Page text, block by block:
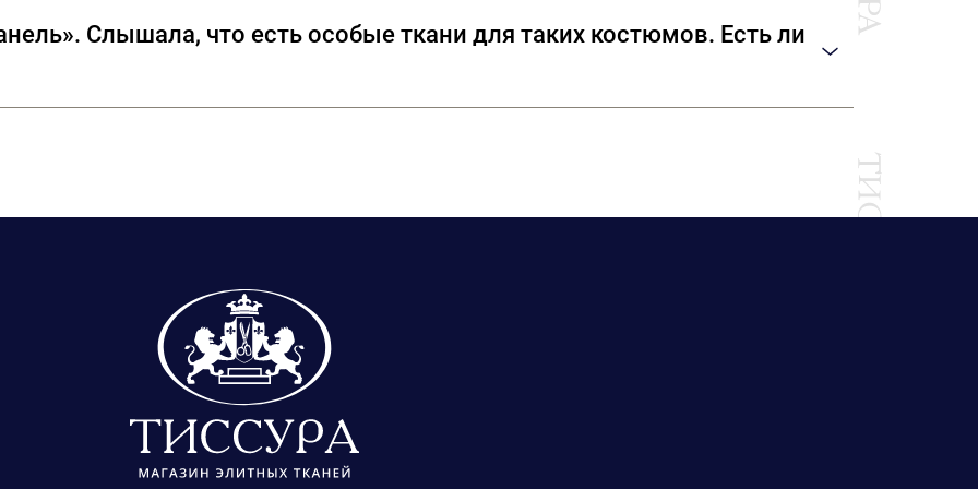
Слышала, что есть особые ткани для таких костюмов. Есть ли